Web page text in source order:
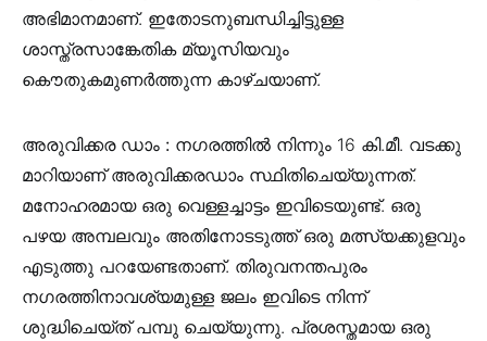
അഭിമാനമാണ്. ഇതോടനുബന്ധിച്ചിട്ടുള്ള
ശാസ്ത്രസാങ്കേതിക മ്യൂസിയവും
കൌതുകമുണര്‍ത്തുന്ന കാഴ്ചയാണ്.
അരുവിക്കര ഡാം : നഗരത്തില്‍ നിന്നും 16 കി.മീ. വടക്കു
മാറിയാണ് അരുവിക്കരഡാം സ്ഥിതിചെയ്യുന്നത്.
മനോഹരമായ ഒരു വെള്ളച്ചാട്ടം ഇവിടെയുണ്ട്. ഒരു
പഴയ അമ്പലവും അതിനോടടുത്ത് ഒരു മത്സ്യക്കുളവും
എടുത്തു പറയേണ്ടതാണ്. തിരുവനന്തപുരം
നഗരത്തിനാവശ്യമുള്ള ജലം ഇവിടെ നിന്ന്
ശുദ്ധിചെയ്ത് പമ്പു ചെയ്യുന്നു. പ്രശസ്തമായ ഒരു